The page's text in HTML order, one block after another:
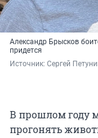
Александр Брысков
придется
Источник: Сергей
В прошлом году
прогонять